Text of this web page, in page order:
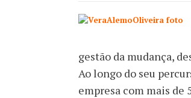
gestão da mudança,
Ao longo do seu
empresa com mais de